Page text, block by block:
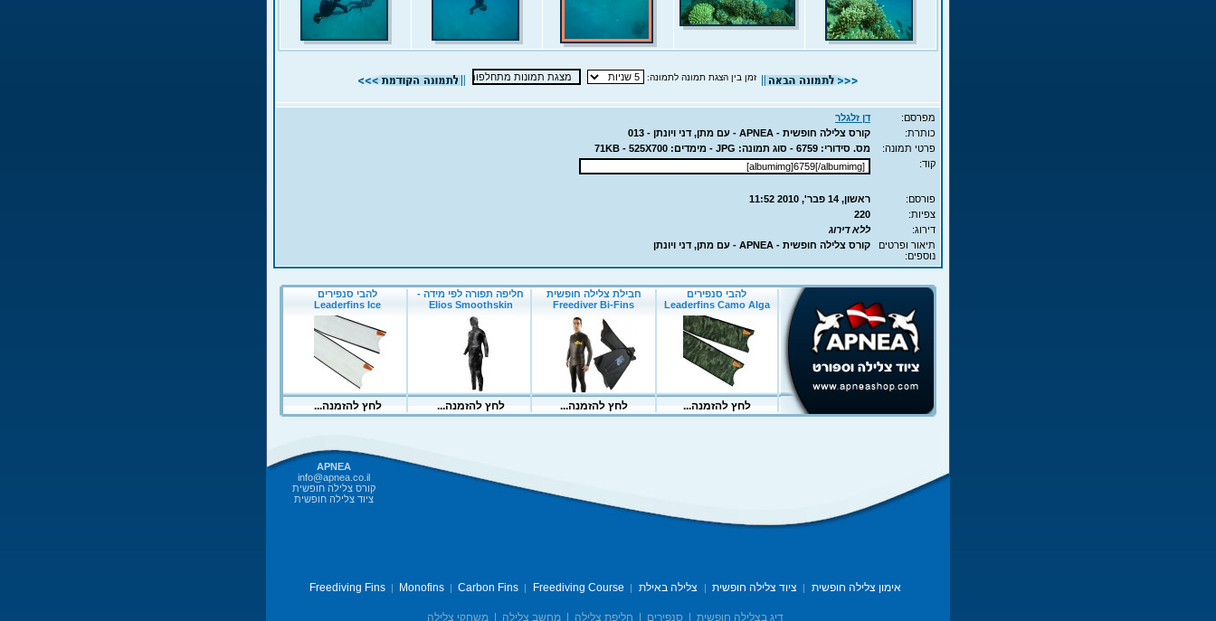
זמן בין הצגת תמונה לתמונה:
מפרסם:
דן זלגלר
כותרת:
קורס צלילה חופשית - APNEA - עם מתן, דני ויונתן - 013
פרטי תמונה:
מס. סידורי: 6759 - סוג תמונה: JPG - מימדים: 71KB - 525X700
קוד:
פורסם:
ראשון, 14 פבר', 2010 11:52
צפיות:
220
דירוג:
ללא דירוג
תיאור ופרטים
נוספים:
קורס צלילה חופשית - APNEA - עם מתן, דני ויונתן
APNEA
info@apnea.co.il
קורס צלילה חופשית
ציוד צלילה חופשית
אימון צלילה חופשית | ציוד צלילה חופשית | צלילה באילת |
Freediving Fins| Monofins| Carbon Fins| Freediving Course
דיג בצלילה חופשית סנפירים חליפת צלילה מחשב צלילה משחקי צלילה